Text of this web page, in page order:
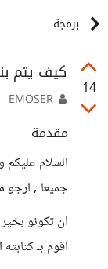
برمجة
14
كيف يتم
مقدمة
السلام
جميعا , ارجو
ان تكونو
اقوم بـ